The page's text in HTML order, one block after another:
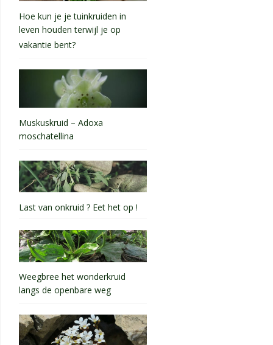
Hoe kun je je tuinkruiden in
leven houden terwijl je op
vakantie bent?
Muskuskruid – Adoxa
moschatellina
Last van onkruid ? Eet het op !
Weegbree het wonderkruid
langs de openbare weg